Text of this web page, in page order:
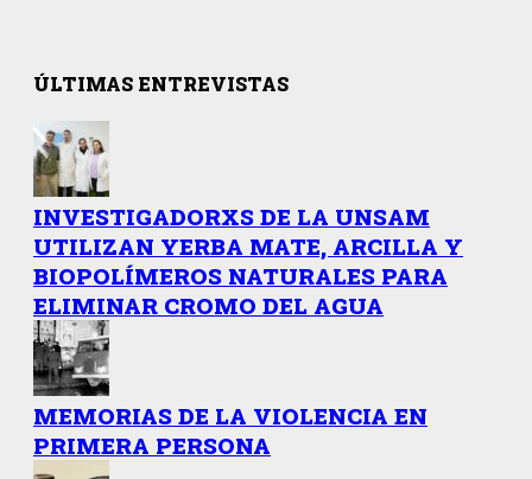
ÚLTIMAS ENTREVISTAS
INVESTIGADORXS DE LA UNSAM
UTILIZAN YERBA MATE, ARCILLA Y
BIOPOLÍMEROS NATURALES PARA
ELIMINAR CROMO DEL AGUA
MEMORIAS DE LA VIOLENCIA EN
PRIMERA PERSONA